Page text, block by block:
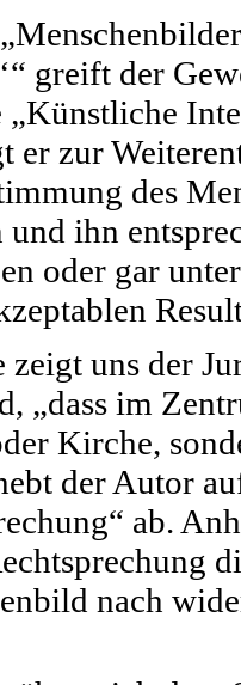
greift der
er zur
des
ihn
oder gar
uns der
„dass im
Kirche,
der Autor
ab.
nach